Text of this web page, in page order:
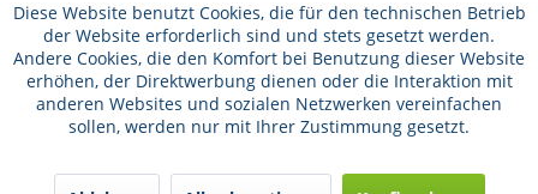
Diese Website benutzt Cookies, die für den technischen Betrieb
der Website erforderlich sind und stets gesetzt werden.
Andere Cookies, die den Komfort bei Benutzung dieser Website
erhöhen, der Direktwerbung dienen oder die Interaktion mit
anderen Websites und sozialen Netzwerken vereinfachen
sollen, werden nur mit Ihrer Zustimmung gesetzt.